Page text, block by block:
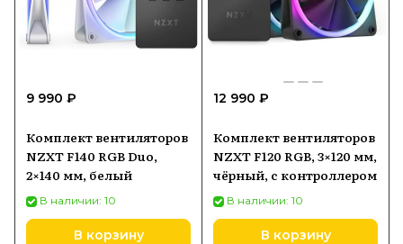
9 990 ₽
Комплект вентиляторов
NZXT F140 RGB Duo,
2×140 мм, белый
В наличии: 10
В корзину
12 990 ₽
Комплект вентиляторов
NZXT F120 RGB, 3×120 мм,
чёрный, с контроллером
В наличии: 10
В корзину